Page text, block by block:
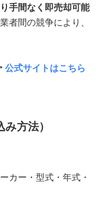
手間なく即売却可能
業者間の競争により、
公式サイトはこちら
方法）
ーカー・型式・年式・